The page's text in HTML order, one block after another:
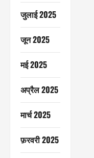
जुलाई 2025
जून 2025
मई 2025
अप्रैल 2025
मार्च 2025
फ़रवरी 2025